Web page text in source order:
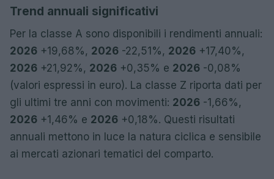
Trend annuali significativi
Per la classe A sono disponibili i rendimenti annuali:
2026 +19,68%, 2026 -22,51%, 2026 +17,40%,
2026 +21,92%, 2026 +0,35% e 2026 -0,08%
(valori espressi in euro). La classe Z riporta dati per
gli ultimi tre anni con movimenti: 2026 -1,66%,
2026 +1,46% e 2026 +0,18%. Questi risultati
annuali mettono in luce la natura ciclica e sensibile
ai mercati azionari tematici del comparto.